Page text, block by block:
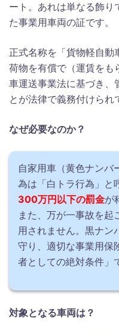
ート。あれは単なる飾り
た事業用車両の証です。
正式名称を「貨物軽自動
荷物を有償で（運賃をも
車運送事業法に基づき、
とが法律で義務付けられ
なぜ必要なのか？
自家用車（黄色ナンバ
為は「白トラ行為」と
300万円以下の罰金が
また、万が一事故を起
用されません。黒ナン
守り、適切な事業用保
者としての絶対条件」
対象となる車両は？